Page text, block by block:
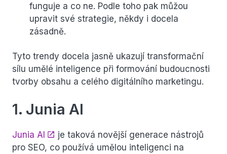
funguje a co ne. Podle toho pak můžou
upravit své strategie, někdy i docela
zásadně.
Tyto trendy docela jasně ukazují transformační
sílu umělé inteligence při formování budoucnosti
tvorby obsahu a celého digitálního marketingu.
1. Junia AI
Junia AI
je taková novější generace nástrojů
pro SEO, co používá umělou inteligenci na